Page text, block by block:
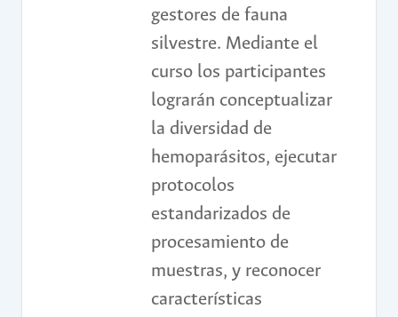
gestores de fauna
silvestre. Mediante el
curso los participantes
lograrán conceptualizar
la diversidad de
hemoparásitos, ejecutar
protocolos
estandarizados de
procesamiento de
muestras, y reconocer
características